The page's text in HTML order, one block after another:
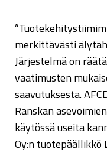
merkittävästi
Järjestelmä on
vaatimusten
saavutuksesta.
Ranskan
käytössä useita
Oy:n tuotepäällikkö